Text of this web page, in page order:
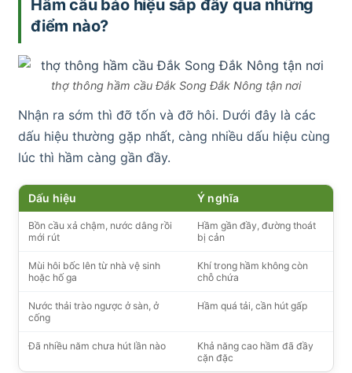
Hầm cầu báo hiệu sắp đầy qua những
điểm nào?
thợ thông hầm cầu Đắk Song Đắk Nông tận nơi
Nhận ra sớm thì đỡ tốn và đỡ hôi. Dưới đây là các
dấu hiệu thường gặp nhất, càng nhiều dấu hiệu cùng
lúc thì hầm càng gần đầy.
Dấu hiệu Ý nghĩa
Bồn cầu xả chậm, nước dâng rồi
mới rút
Hầm gần đầy, đường thoát
bị cản
Mùi hôi bốc lên từ nhà vệ sinh
hoặc hố ga
Khí trong hầm không còn
chỗ chứa
Nước thải trào ngược ở sàn, ở
cống
Hầm quá tải, cần hút gấp
Đã nhiều năm chưa hút lần nào
Khả năng cao hầm đã đầy
cặn đặc